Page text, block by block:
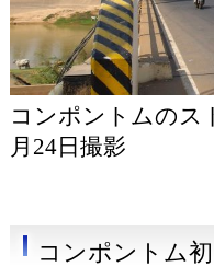
コンポントムの
月24日撮影
コンポントム